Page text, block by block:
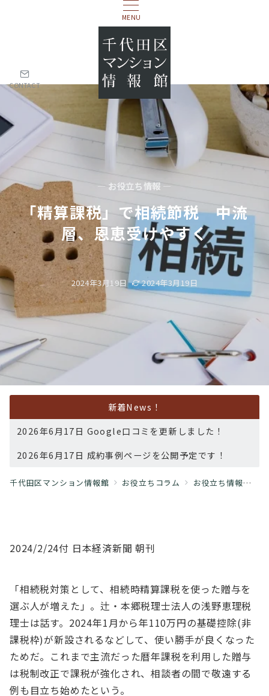
MENU
CONTACT
— お役立ち情報 —
「精算課税」で相続節税 中流
層、恩恵受けやすく
2024年3月19日 2024年3月19日
新着News！
2026年6月17日 Google口コミを更新しました！
2026年6月17日 成約事例ページを公開予定です！
千代田区マンション情報館 お役立ちコラム お役立ち情報
2024/2/24付 日本経済新聞 朝刊
「相続税対策として、相続時精算課税を使った贈与を
選ぶ人が増えた」。辻・本郷税理士法人の浅野恵理税
理士は話す。2024年1月から年110万円の基礎控除(非
課税枠)が新設されるなどして、使い勝手が良くなった
ためだ。これまで主流だった暦年課税を利用した贈与
は税制改正で課税が強化され、相談者の間で敬遠する
例も目立ち始めたという。